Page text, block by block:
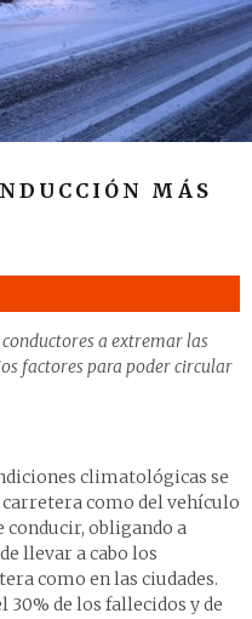
MÁS
a extremar las
factores para poder circular
climatológicas se
como del vehículo
conducir, obligando a
llevar a cabo los
como en las ciudades.
30% de los fallecidos y de